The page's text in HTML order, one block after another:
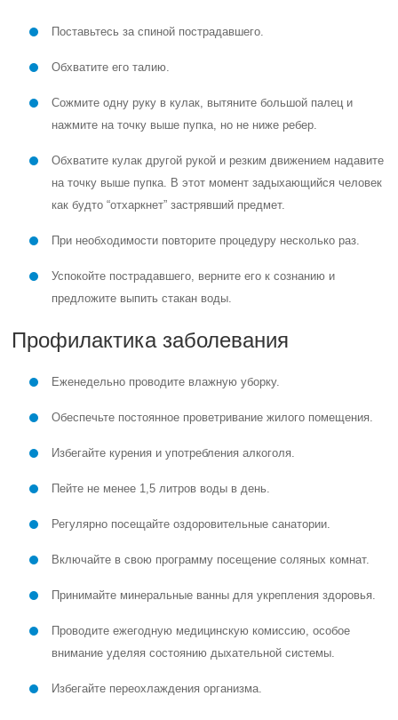
Поставьтесь за спиной пострадавшего.
Обхватите его талию.
Сожмите одну руку в кулак, вытяните большой палец и
нажмите на точку выше пупка, но не ниже ребер.
Обхватите кулак другой рукой и резким движением надавите
на точку выше пупка. В этот момент задыхающийся человек
как будто “отхаркнет” застрявший предмет.
При необходимости повторите процедуру несколько раз.
Успокойте пострадавшего, верните его к сознанию и
предложите выпить стакан воды.
Профилактика заболевания
Еженедельно проводите влажную уборку.
Обеспечьте постоянное проветривание жилого помещения.
Избегайте курения и употребления алкоголя.
Пейте не менее 1,5 литров воды в день.
Регулярно посещайте оздоровительные санатории.
Включайте в свою программу посещение соляных комнат.
Принимайте минеральные ванны для укрепления здоровья.
Проводите ежегодную медицинскую комиссию, особое
внимание уделяя состоянию дыхательной системы.
Избегайте переохлаждения организма.